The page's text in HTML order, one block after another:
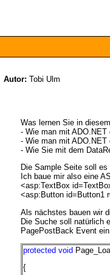
Autor: Tobi Ulm
Was lernen Sie in
- Wie man mit ADO.NET
- Wie man mit ADO.NET
- Wie Sie mit dem
Die Sample Seite soll
Ich baue mir also eine
<asp:TextBox
<asp:Button id=Button1
Als nächstes bauen wir
Die Suche soll natürlich
PagePostBack Event
protected void
{